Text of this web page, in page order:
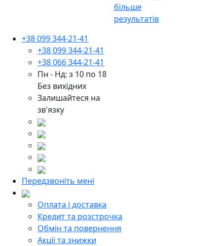
більше
результатів
+38 099 344-21-41
+38 099 344-21-41
+38 066 344-21-41
Пн - Нд: з 10 по 18
Без вихідних
Залишайтеся на
зв'язку
Передзвоніть мені
Оплата і доставка
Кредит та розстрочка
Обмін та повернення
Акції та знижки